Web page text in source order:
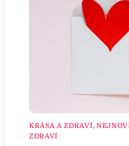
KRÁSA A ZDRAVÍ,
ZDRAVÍ